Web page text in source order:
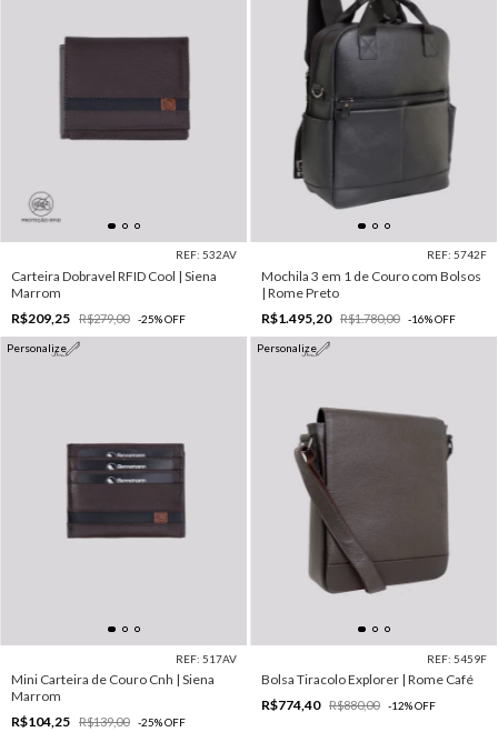
REF: 532AV
Carteira Dobravel RFID Cool | Siena
Marrom
R$209,25
R$279,00 -25%OFF
REF: 5742F
Mochila 3 em 1 de Couro com Bolsos
| Rome Preto
R$1.495,20
R$1.780,00 -16%OFF
Personalize
REF: 517AV
Mini Carteira de Couro Cnh | Siena
Marrom
R$104,25
R$139,00 -25%OFF
Personalize
REF: 5459F
Bolsa Tiracolo Explorer | Rome Café
R$774,40
R$880,00 -12%OFF